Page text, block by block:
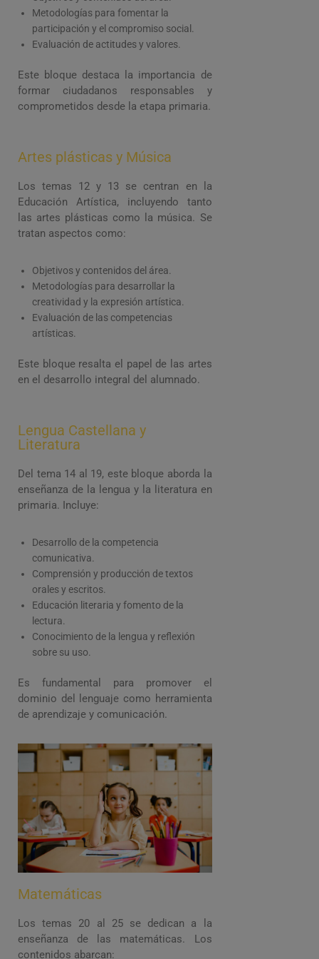
Metodologías para fomentar la
participación y el compromiso social.
Evaluación de actitudes y valores.
Este bloque destaca la importancia de
formar ciudadanos responsables y
comprometidos desde la etapa primaria.
Artes plásticas y Música
Los temas 12 y 13 se centran en la
Educación Artística, incluyendo tanto
las artes plásticas como la música. Se
tratan aspectos como:
Objetivos y contenidos del área.
Metodologías para desarrollar la
creatividad y la expresión artística.
Evaluación de las competencias
artísticas.
Este bloque resalta el papel de las artes
en el desarrollo integral del alumnado.
Lengua Castellana y
Literatura
Del tema 14 al 19, este bloque aborda la
enseñanza de la lengua y la literatura en
primaria. Incluye:
Desarrollo de la competencia
comunicativa.
Comprensión y producción de textos
orales y escritos.
Educación literaria y fomento de la
lectura.
Conocimiento de la lengua y reflexión
sobre su uso.
Es fundamental para promover el
dominio del lenguaje como herramienta
de aprendizaje y comunicación.
Matemáticas
Los temas 20 al 25 se dedican a la
enseñanza de las matemáticas. Los
contenidos abarcan: